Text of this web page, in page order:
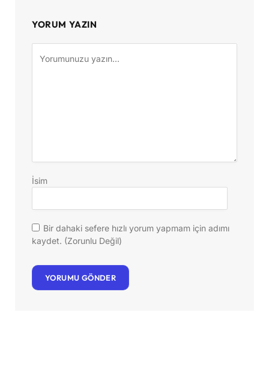
YORUM YAZIN
İsim
Bir dahaki sefere hızlı yorum yapmam için adımı
kaydet. (Zorunlu Değil)